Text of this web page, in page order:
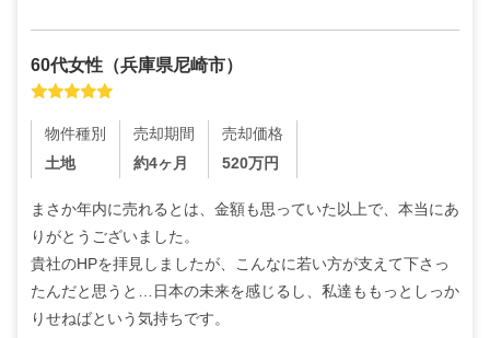
60代女性 （兵庫県尼崎市）
物件種別
土地
売却期間
約4ヶ月
売却価格
520万円
まさか年内に売れるとは、金額も思っていた以上で、本当にあ
りがとうございました。
貴社のHPを拝見しましたが、こんなに若い方が支えて下さっ
たんだと思うと…日本の未来を感じるし、私達ももっとしっか
りせねばという気持ちです。